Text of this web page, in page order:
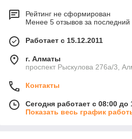
Рейтинг не сформирован
Менее 5 отзывов за последний
Работает с 15.12.2011
г. Алматы
проспект Рыскулова 276а/3,
Контакты
Сегодня работает с 08:00 до
Показать весь график